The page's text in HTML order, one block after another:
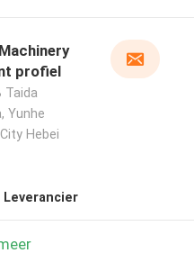
profiel
Taida
Yunhe
Hebei